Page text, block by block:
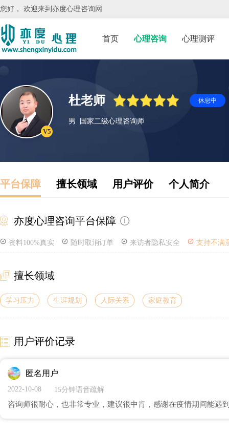
您好， 欢迎来到亦度心理咨询网
首页 心理咨询 心理测评
V5
杜老师 休息中
男 国家二级心理咨询师
平台保障 擅长领域 用户评价 个人简介
亦度心理咨询平台保障
资料100%真实 随时取消订单 来访者隐私安全 支持不满
擅长领域
学习压力 生涯规划 人际关系 家庭教育
用户评价记录
匿名用户
2022-10-08 15分钟语音疏解
咨询师很耐心，也非常专业，建议很中肯，感谢在疫情期间能遇